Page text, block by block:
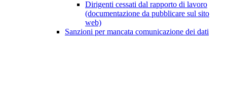
Dirigenti cessati dal rapporto di lavoro
(documentazione da pubblicare sul sito
web)
Sanzioni per mancata comunicazione dei dati